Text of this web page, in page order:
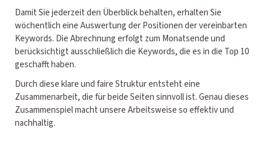
Damit Sie jederzeit den Überblick behalten, erhalten Sie
wöchentlich eine Auswertung der Positionen der vereinbarten
Keywords. Die Abrechnung erfolgt zum Monatsende und
berücksichtigt ausschließlich die Keywords, die es in die Top 10
geschafft haben.
Durch diese klare und faire Struktur entsteht eine
Zusammenarbeit, die für beide Seiten sinnvoll ist. Genau dieses
Zusammenspiel macht unsere Arbeitsweise so effektiv und
nachhaltig.